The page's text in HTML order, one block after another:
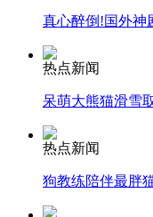
安徽一实载49人
走！跟着总书记
真心醉倒!国外神
热点新闻
呆萌大熊猫滑雪
热点新闻
狗教练陪伴最胖